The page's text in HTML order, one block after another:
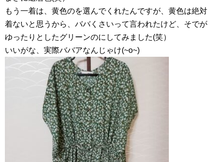
もう一着は、黄色のを選んでくれたんですが、黄色は絶対
着ないと思うから、ババくさいって言われたけど、そでが
ゆったりとしたグリーンのにしてみました(笑）
いいがな、実際ババアなんじゃけ(~o~)